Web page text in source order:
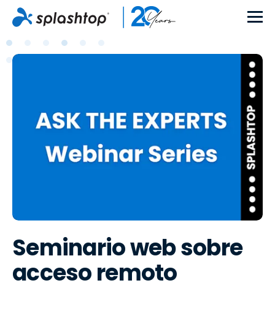
Seminario web sobre
acceso remoto